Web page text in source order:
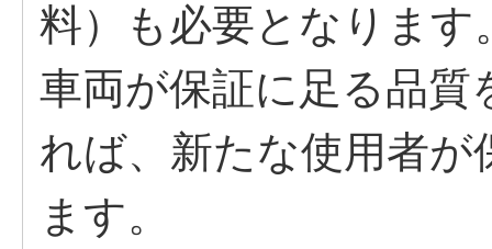
料）も必要となります
車両が保証に足る品
れば、新たな使用者
ます。